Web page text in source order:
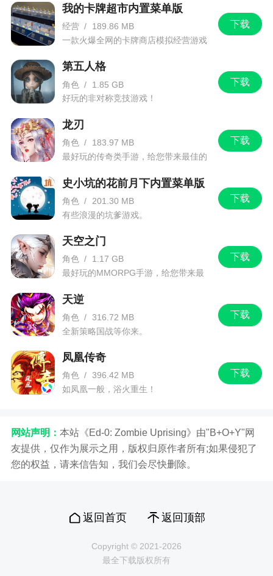
下载
我的卡牌超市内置菜单版
经营 /
189.86 MB
一款火爆全网的卡牌商店模拟经营游戏
下载
第五人格
角色 /
1.85 GB
好玩的非对称竞技游戏！
下载
龙刃
角色 /
183.97 MB
最好玩的传奇类手游，给您带来最佳的
下载
史小坑的花前月下内置菜单版
角色 /
201.30 MB
有些浪漫的坑爹游戏。
下载
天空之门
角色 /
1.17 GB
最好玩的MMORPG手游，给您带来最
下载
天逆
角色 / 316.72 MB
全新策略国战等你来。
下载
凤凰传奇
角色 / 396.42 MB
如凤凰一般，浴火重生！
网站声明： 本站《Ed-0: Zombie Uprising》由"B+O+Y"网
友提供，仅作为展示之用，版权归原作者所有;如果侵犯了
您的权益，请来信告知，我们会尽快删除。
返回首页 返回顶部
Copyright © 2021-2026
最全下载版权所有